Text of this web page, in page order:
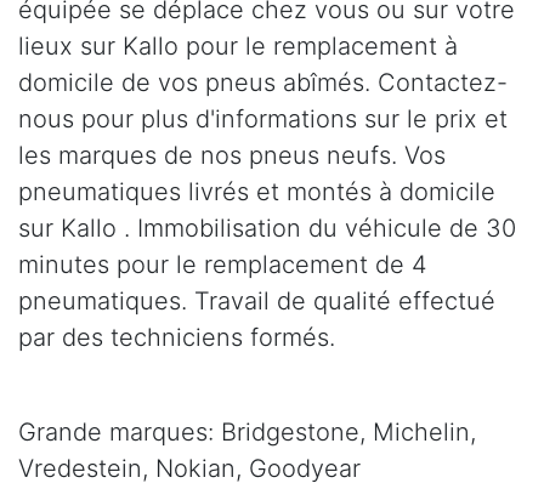
équipée se déplace chez vous ou sur votre
lieux sur Kallo pour le remplacement à
domicile de vos pneus abîmés. Contactez-
nous pour plus d'informations sur le prix et
les marques de nos pneus neufs. Vos
pneumatiques livrés et montés à domicile
sur Kallo . Immobilisation du véhicule de 30
minutes pour le remplacement de 4
pneumatiques. Travail de qualité effectué
par des techniciens formés.
Grande marques: Bridgestone, Michelin,
Vredestein, Nokian, Goodyear